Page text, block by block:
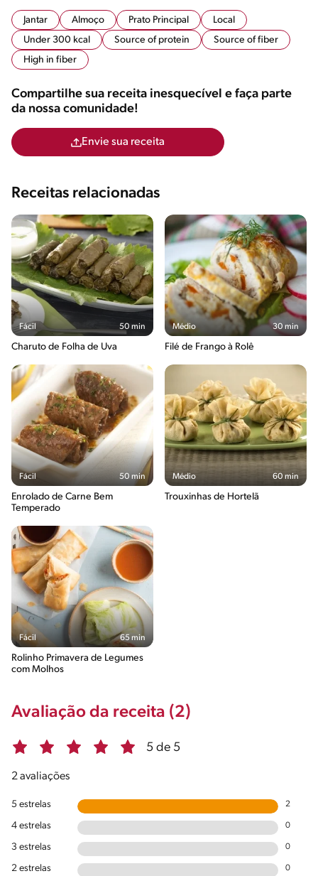
Jantar Almoço Prato Principal
Local
Under 300 kcal
Source of protein
Source of fiber
High in fiber
Compartilhe sua receita inesquecível e faça parte
da nossa comunidade!
Envie sua receita
Receitas relacionadas
Fácil 50 min
Charuto de Folha de Uva
Médio 30 min
Filé de Frango à Rolê
Fácil 50 min
Enrolado de Carne Bem
Temperado
Médio 60 min
Trouxinhas de Hortelã
Fácil 65 min
Rolinho Primavera de Legumes
com Molhos
Avaliação da receita (2)
5 de 5
2 avaliações
5 estrelas 2
4 estrelas 0
3 estrelas 0
2 estrelas 0